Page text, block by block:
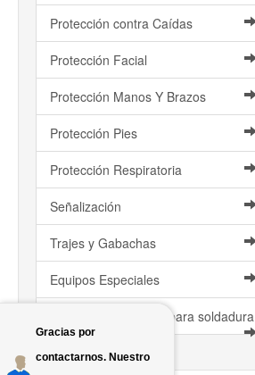
Gracias por
contactarnos. Nuestro
Protección contra Caídas
Protección Facial
Protección Manos Y Brazos
Protección Pies
Protección Respiratoria
Señalización
Trajes y Gabachas
Equipos Especiales
Artículos de Cuero y para soldadura